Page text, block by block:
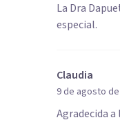
La Dra
especial.
Claudia
9 de agosto de
Agradecida